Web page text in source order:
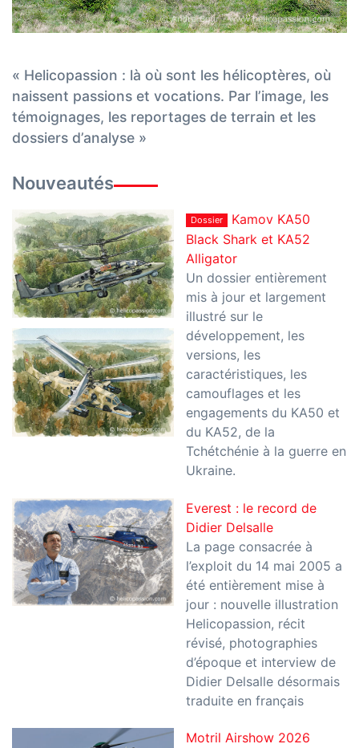
« Helicopassion : là où sont les hélicoptères, où
naissent passions et vocations. Par l’image, les
témoignages, les reportages de terrain et les
dossiers d’analyse »
Nouveautés
Dossier
Kamov KA50
Black Shark et KA52
Alligator
Un dossier entièrement
mis à jour et largement
illustré sur le
développement, les
versions, les
caractéristiques, les
camouflages et les
engagements du KA50 et
du KA52, de la
Tchétchénie à la guerre en
Ukraine.
Everest : le record de
Didier Delsalle
La page consacrée à
l’exploit du 14 mai 2005 a
été entièrement mise à
jour : nouvelle illustration
Helicopassion, récit
révisé, photographies
d’époque et interview de
Didier Delsalle désormais
traduite en français
Motril Airshow 2026